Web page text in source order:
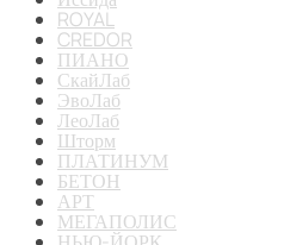
ROYAL
CREDOR
ПИАНО
СкайЛаб
ЭвоЛаб
ЛеоЛаб
Шторм
ПЛАТИНУМ
БЕТОН
АРТ
МЕГАПОЛИС